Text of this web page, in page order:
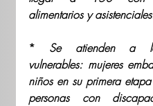
alimentarios y
* Se atienden a
vulnerables: mujeres
niños en su primera
personas con